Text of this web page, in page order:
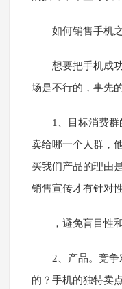
如何销售手机
想要把手机成
场是不行的，事先
1、目标消费
卖给哪一个人群，
买我们产品的理由
销售宣传才有针对
，避免盲目性
2、产品。竞
的？手机的独特卖